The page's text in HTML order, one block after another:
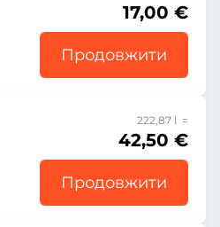
17,00 €
Продовжити
222,87 l =
42,50 €
Продовжити